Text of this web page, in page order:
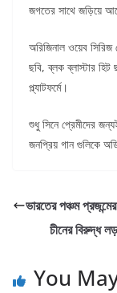
জগতের সাথে জড়িয়ে
অরিজিনাল ওয়েব
ছবি, ব্লক ব্লাস্টার
প্ল্যাটফর্মে।
শুধু সিনে প্রেমীদের
জনপ্রিয় গান গুলিকে
ভারতের পঞ্চম
চীনের বিরুদ্ধ
You